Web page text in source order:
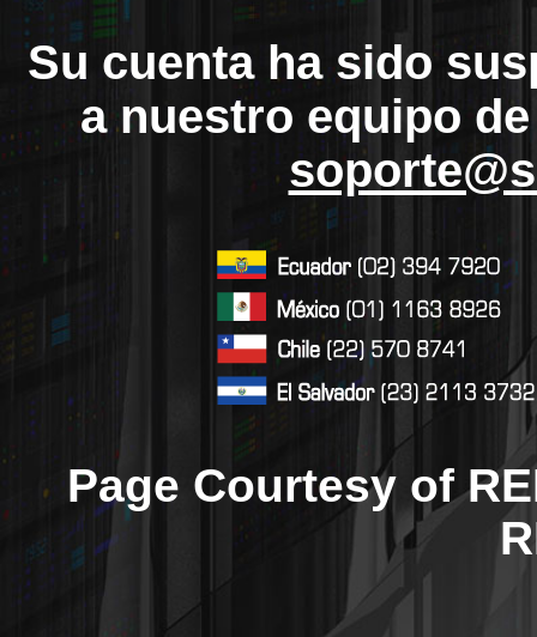
Su cuenta ha sido
a nuestro equipo
Page Courtesy of